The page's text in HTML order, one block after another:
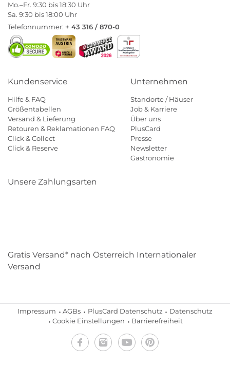
Mo.–Fr. 9:30 bis 18:30 Uhr
Sa. 9:30 bis 18:00 Uhr
Telefonnummer: + 43 316 / 870-0
Kundenservice
Hilfe & FAQ
Größentabellen
Versand & Lieferung
Retouren & Reklamationen FAQ
Click & Collect
Click & Reserve
Unternehmen
Standorte / Häuser
Job & Karriere
Über uns
PlusCard
Presse
Newsletter
Gastronomie
Unsere Zahlungsarten
Gratis Versand* nach Österreich Internationaler
Versand
Impressum AGBs PlusCard Datenschutz
Datenschutz
Cookie Einstellungen
Barrierefreiheit